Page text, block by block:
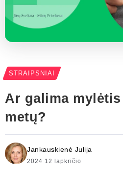
STRAIPSNIAI
Ar galima
metų?
Jankauskienė Julija
2024 12 lapkričio